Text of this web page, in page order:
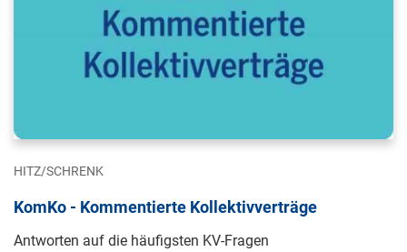
HITZ/SCHRENK
KomKo - Kommentierte Kollektivverträge
Antworten auf die häufigsten KV-Fragen